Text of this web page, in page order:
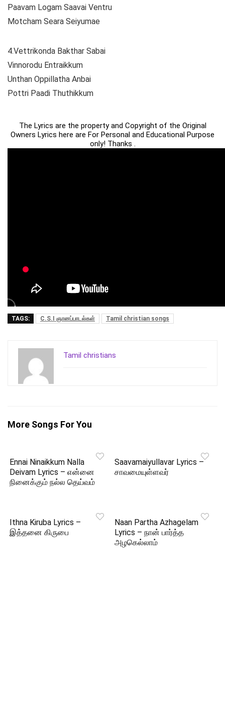
Paavam Logam Saavai Ventru
Motcham Seara Seiyumae
4.Vettrikonda Bakthar Sabai
Vinnorodu Entraikkum
Unthan Oppillatha Anbai
Pottri Paadi Thuthikkum
The Lyrics are the property and Copyright of the Original
Owners Lyrics here are For Personal and Educational Purpose
only! Thanks .
TAGS: C.S.I ஞானப்பாடல்கள் Tamil christian songs
Tamil christians
More Songs For You
Ennai Ninaikkum Nalla
Deivam Lyrics – என்னை
நினைக்கும் நல்ல தெய்வம்
Saavamaiyullavar Lyrics –
சாவமையுள்ளவர்
Ithna Kiruba Lyrics –
இத்தனை கிருபை
Naan Partha Azhagelam
Lyrics – நான் பார்த்த
அழகெல்லாம்